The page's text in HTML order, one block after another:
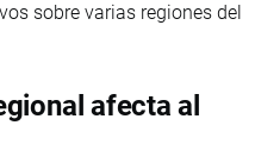
sobre varias regiones del
afecta al